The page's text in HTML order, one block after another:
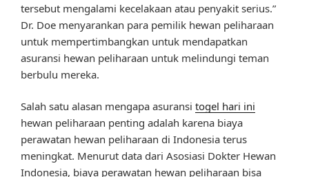
tersebut mengalami kecelakaan atau penyakit serius.”
Dr. Doe menyarankan para pemilik hewan peliharaan
untuk mempertimbangkan untuk mendapatkan
asuransi hewan peliharaan untuk melindungi teman
berbulu mereka.
Salah satu alasan mengapa asuransi togel hari ini
hewan peliharaan penting adalah karena biaya
perawatan hewan peliharaan di Indonesia terus
meningkat. Menurut data dari Asosiasi Dokter Hewan
Indonesia, biaya perawatan hewan peliharaan bisa